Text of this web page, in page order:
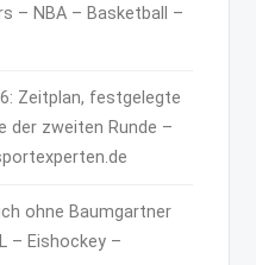
– NBA – Basketball –
Zeitplan, festgelegte
der zweiten Runde –
ohne Baumgartner
– Eishockey –